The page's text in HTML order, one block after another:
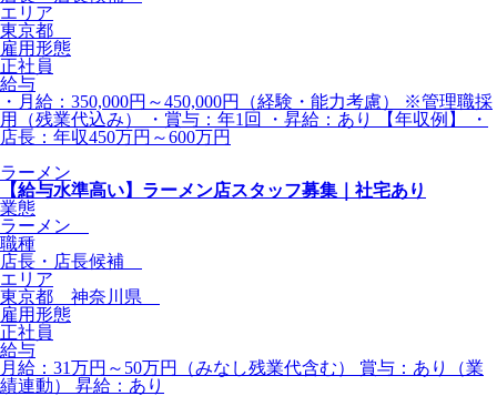
エリア
東京都
雇用形態
正社員
給与
・月給：350,000円～450,000円（経験・能力考慮） ※管理職採
用（残業代込み） ・賞与：年1回 ・昇給：あり 【年収例】 ・
店長：年収450万円～600万円
ラーメン
【給与水準高い】ラーメン店スタッフ募集｜社宅あり
業態
ラーメン
職種
店長・店長候補
エリア
東京都 神奈川県
雇用形態
正社員
給与
月給：31万円～50万円（みなし残業代含む） 賞与：あり（業
績連動） 昇給：あり